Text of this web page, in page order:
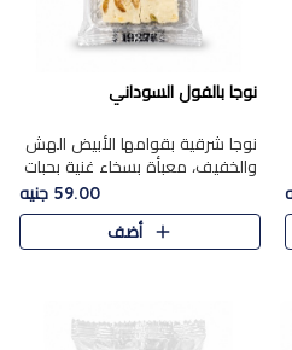
نوجا بالفول السوداني
نوجا شرقية بقوامها الأبيض الهش
والخفيف، معبأة بسخاء غنية بحبات
الفول السوداني المحمص التي
يقدم تضيف قرمشة مميزة مرضية
وتوازنًا رائعًا مع حلا..
59.00 جنيه
أضف